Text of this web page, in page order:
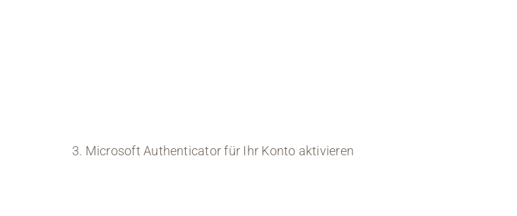
3. Microsoft Authenticator für Ihr Konto aktivieren